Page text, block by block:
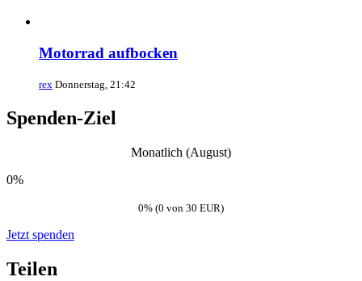
Motorrad aufbocken
rex Donnerstag, 21:42
Spenden-Ziel
Monatlich (August)
0%
0% (0 von 30 EUR)
Jetzt spenden
Teilen